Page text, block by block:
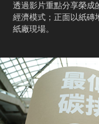
透過影片重點分享榮成
經濟模式；正面以紙磚
紙廠現場。